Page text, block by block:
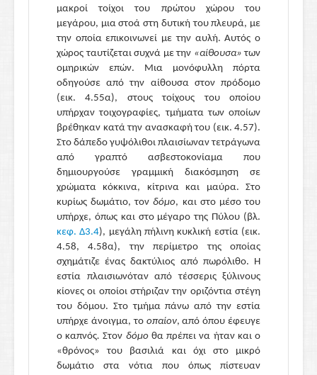
μακροί τοίχοι του πρώτου χώρου του
μεγάρου, μια στοά στη δυτική του πλευρά, με
την οποία επικοινωνεί με την αυλή. Αυτός ο
χώρος ταυτίζεται συχνά με την «αίθουσα» των
ομηρικών επών. Μια μονόφυλλη πόρτα
οδηγούσε από την αίθουσα στον πρόδομο
(εικ. 4.55α), στους τοίχους του οποίου
υπήρχαν τοιχογραφίες, τμήματα των οποίων
βρέθηκαν κατά την ανασκαφή του (εικ. 4.57).
Στο δάπεδο γυψόλιθοι πλαισίωναν τετράγωνα
από γραπτό ασβεστοκονίαμα που
δημιουργούσε γραμμική διακόσμηση σε
χρώματα κόκκινα, κίτρινα και μαύρα. Στο
κυρίως δωμάτιο, τονδόμο, και στο μέσο του
υπήρχε, όπως και στο μέγαρο της Πύλου (βλ.
κεφ. Δ3.4), μεγάλη πήλινη κυκλική εστία (εικ.
4.58, 4.58α), την περίμετρο της οποίας
σχημάτιζε ένας δακτύλιος από πωρόλιθο. Η
εστία πλαισιωνόταν από τέσσερις ξύλινους
κίονες οι οποίοι στήριζαν την οριζόντια στέγη
του δόμου. Στο τμήμα πάνω από την εστία
υπήρχε άνοιγμα, το οπαίον, από όπου έφευγε
ο καπνός. Στον δόμοθα πρέπει να ήταν και ο
«θρόνος» του βασιλιά και όχι στο μικρό
δωμάτιο στα νότια που όπως πίστευαν